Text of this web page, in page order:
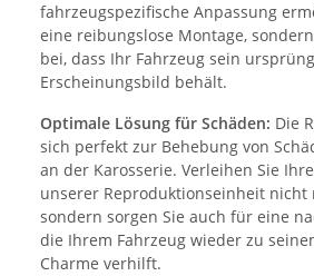
fahrzeugspezifische Anpassung
eine reibungslose Montage,
bei, dass Ihr Fahrzeug sein
Erscheinungsbild behält.
Optimale Lösung für Schäden: Die
sich perfekt zur Behebung von
an der Karosserie. Verleihen Sie
unserer Reproduktionseinheit nicht
sondern sorgen Sie auch für eine
die Ihrem Fahrzeug wieder zu
Charme verhilft.